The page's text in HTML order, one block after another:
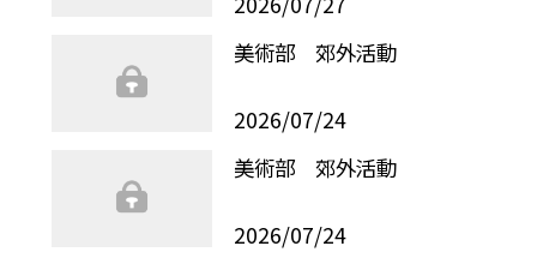
美術部 郊外活動
2026/07/24
美術部 郊外活動
2026/07/24